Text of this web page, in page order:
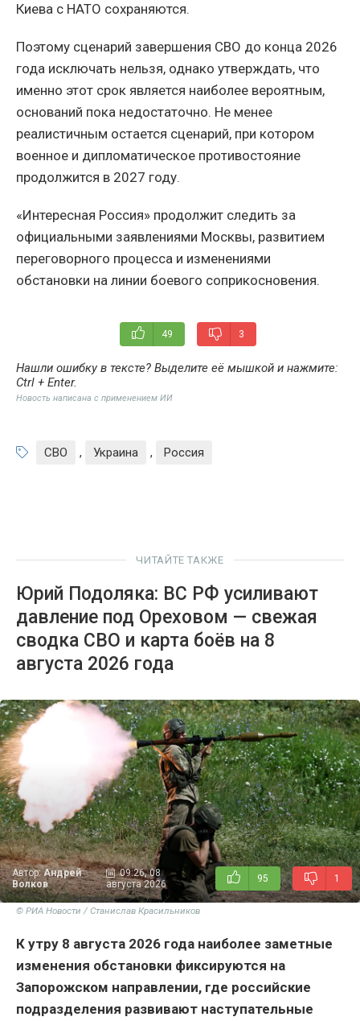
Киева с НАТО сохраняются.
Поэтому сценарий завершения СВО до конца 2026
года исключать нельзя, однако утверждать, что
именно этот срок является наиболее вероятным,
оснований пока недостаточно. Не менее
реалистичным остается сценарий, при котором
военное и дипломатическое противостояние
продолжится в 2027 году.
«Интересная Россия» продолжит следить за
официальными заявлениями Москвы, развитием
переговорного процесса и изменениями
обстановки на линии боевого соприкосновения.
49 3
Нашли ошибку в тексте? Выделите её мышкой и нажмите:
Ctrl + Enter.
Новость написана с применением ИИ
СВО , Украина , Россия
ЧИТАЙТЕ ТАКЖЕ
Юрий Подоляка: ВС РФ усиливают
давление под Ореховом — свежая
сводка СВО и карта боёв на 8
августа 2026 года
Автор:Андрей
Волков
09:26, 08
августа 2026
95 1
© РИА Новости / Станислав Красильников
К утру 8 августа 2026 года наиболее заметные
изменения обстановки фиксируются на
Запорожском направлении, где российские
подразделения развивают наступательные